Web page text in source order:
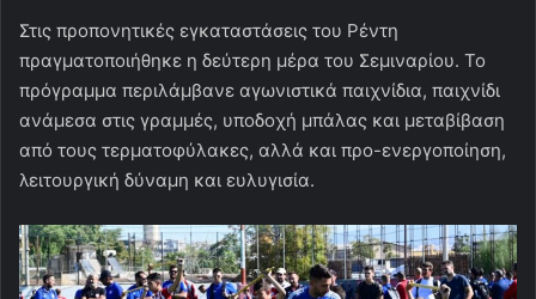
Στις προπονητικές εγκαταστάσεις του Ρέντη
πραγματοποιήθηκε η δεύτερη μέρα του Σεμιναρίου. Το
πρόγραμμα περιλάμβανε αγωνιστικά παιχνίδια, παιχνίδι
ανάμεσα στις γραμμές, υποδοχή μπάλας και μεταβίβαση
από τους τερματοφύλακες, αλλά και προ-ενεργοποίηση,
λειτουργική δύναμη και ευλυγισία.